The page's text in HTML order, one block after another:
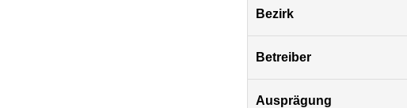
Bezirk
Betreiber
Ausprägung